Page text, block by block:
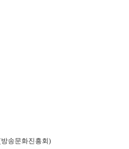
송문화진흥회)